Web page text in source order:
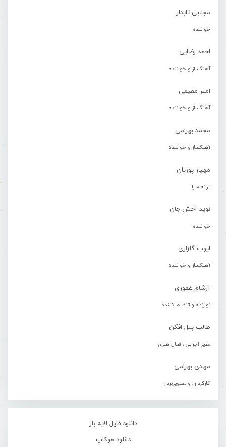
مجتبی تابدار
خواننده
احمد رضایی
آهنگساز و خواننده
امیر مقیمی
آهنگساز و خواننده
محمد بهرامی
آهنگساز و خواننده
مهیار پوریان
ترانه سرا
نوید آخش جان
خواننده
ایوب گلزاری
آهنگساز و خواننده
آرشام غفوری
نوازنده و تنظیم کننده
طالب پیل افکن
مدیر اجرایی ، فعال هنری
مهدی بهرامی
کارگردان و تصویربردار
دانلود فایل لایه باز
دانلود موکاپ